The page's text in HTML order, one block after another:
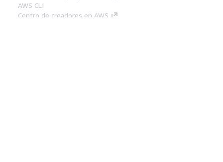
AWS CLI
Centro de creadores en AWS